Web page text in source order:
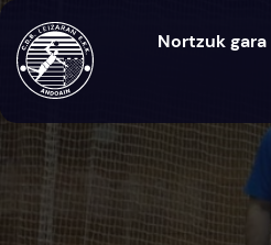
Nortzuk gara